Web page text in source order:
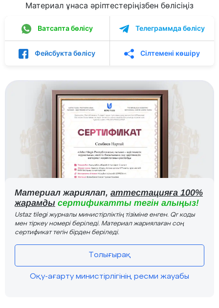
Материал ұнаса әріптестеріңізбен бөлісіңіз
Ватсапта бөлісу Телеграммда бөлісу
Фейсбукта бөлісу Сілтемені көшіру
Материал жариялап, аттестацияға 100%
жарамды сертификатты тегін алыңыз!
Ustaz tilegi журналы министірліктің тізіміне енген. Qr коды
мен тіркеу номері беріледі. Материал жариялаған соң
сертификат тегін бірден беріледі.
Толығырақ
Оқу-ағарту министірлігінің ресми жауабы